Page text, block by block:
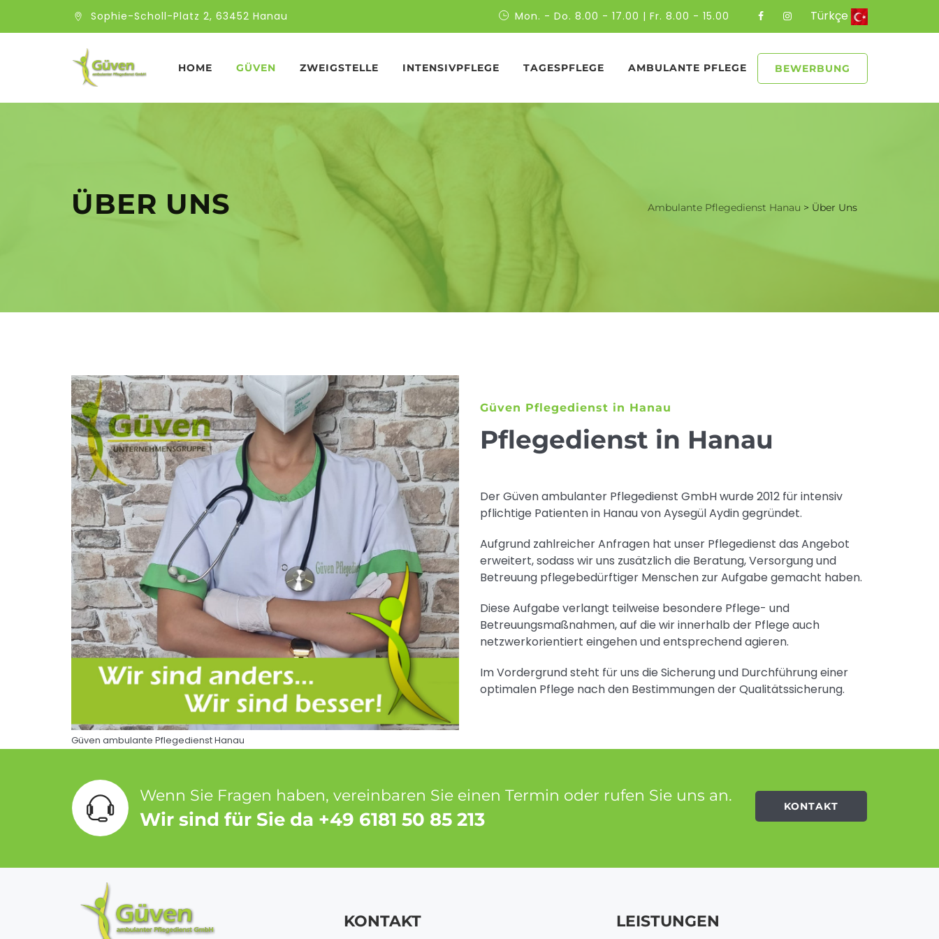
Sophie-Scholl-Platz 2, 63452 Hanau Mon. - Do. 8.00 - 17.00 | Fr. 8.00 - 15.00 Türkçe
BEWERBUNG
HOME GÜVEN ZWEIGSTELLE INTENSIVPFLEGE TAGESPFLEGE AMBULANTE PFLEGE
ÜBER UNS Ambulante Pflegedienst Hanau > Über Uns
Güven ambulante Pflegedienst Hanau
Güven Pflegedienst in Hanau
Pflegedienst in Hanau
Der Güven ambulanter Pflegedienst GmbH wurde 2012 für intensiv
pflichtige Patienten in Hanau von Aysegül Aydin gegründet.
Aufgrund zahlreicher Anfragen hat unser Pflegedienst das Angebot
erweitert, sodass wir uns zusätzlich die Beratung, Versorgung und
Betreuung pflegebedürftiger Menschen zur Aufgabe gemacht haben.
Diese Aufgabe verlangt teilweise besondere Pflege- und
Betreuungsmaßnahmen, auf die wir innerhalb der Pflege auch
netzwerkorientiert eingehen und entsprechend agieren.
Im Vordergrund steht für uns die Sicherung und Durchführung einer
optimalen Pflege nach den Bestimmungen der Qualitätssicherung.
Wenn Sie Fragen haben, vereinbaren Sie einen Termin oder rufen Sie uns an.
Wir sind für Sie da +49 6181 50 85 213
KONTAKT
KONTAKT LEISTUNGEN